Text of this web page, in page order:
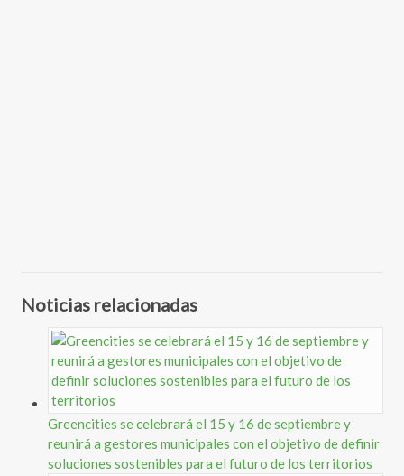
Noticias relacionadas
Greencities se celebrará el 15 y 16 de septiembre y
reunirá a gestores municipales con el objetivo de definir
soluciones sostenibles para el futuro de los territorios